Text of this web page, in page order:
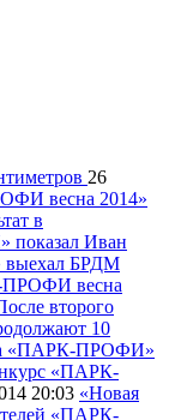
26
весна 2014»
в
показал Иван
БРДМ
ПРОФИ весна
второго
10
«ПАРК-ПРОФИ»
«ПАРК-
20:03 «Новая
«ПАРК-